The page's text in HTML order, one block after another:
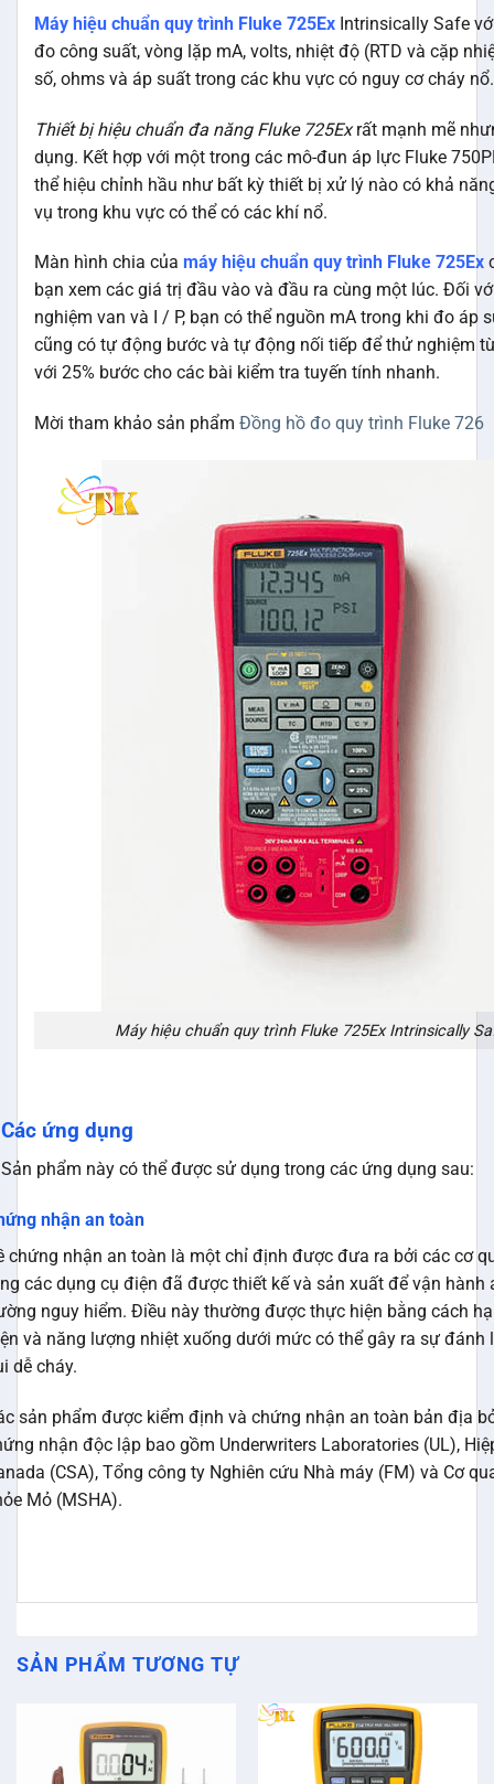
Máy hiệu chuẩn quy trình Fluke 725Ex Intrinsically Safe
đo công suất, vòng lặp mA, volts, nhiệt độ (RTD và cặp
số, ohms và áp suất trong các khu vực có nguy cơ cháy nổ.
Thiết bị hiệu chuẩn đa năng Fluke 725Exrất mạnh mẽ
dụng. Kết hợp với một trong các mô-đun áp lực Fluke
thể hiệu chỉnh hầu như bất kỳ thiết bị xử lý nào có khả
vụ trong khu vực có thể có các khí nổ.
Màn hình chia của máy hiệu chuẩn quy trình Fluke 725Ex
bạn xem các giá trị đầu vào và đầu ra cùng một lúc. Đối
nghiệm van và I / P, bạn có thể nguồn mA trong khi đo áp
cũng có tự động bước và tự động nối tiếp để thử nghiệm
với 25% bước cho các bài kiểm tra tuyến tính nhanh.
Mời tham khảo sản phẩm Đồng hồ đo quy trình Fluke 726
Máy hiệu chuẩn quy trình Fluke 725Ex Intrinsically
Các ứng dụng
Sản phẩm này có thể được sử dụng trong các ứng dụng sau:
nhận an toàn
chứng nhận an toàn là một chỉ định được đưa ra bởi các cơ
các dụng cụ điện đã được thiết kế và sản xuất để vận hành
nguy hiểm. Điều này thường được thực hiện bằng cách
và năng lượng nhiệt xuống dưới mức có thể gây ra sự đánh
dễ cháy.
sản phẩm được kiểm định và chứng nhận an toàn bản địa
nhận độc lập bao gồm Underwriters Laboratories (UL),
(CSA), Tổng công ty Nghiên cứu Nhà máy (FM) và Cơ
Mỏ (MSHA).
SẢN PHẨM TƯƠNG TỰ